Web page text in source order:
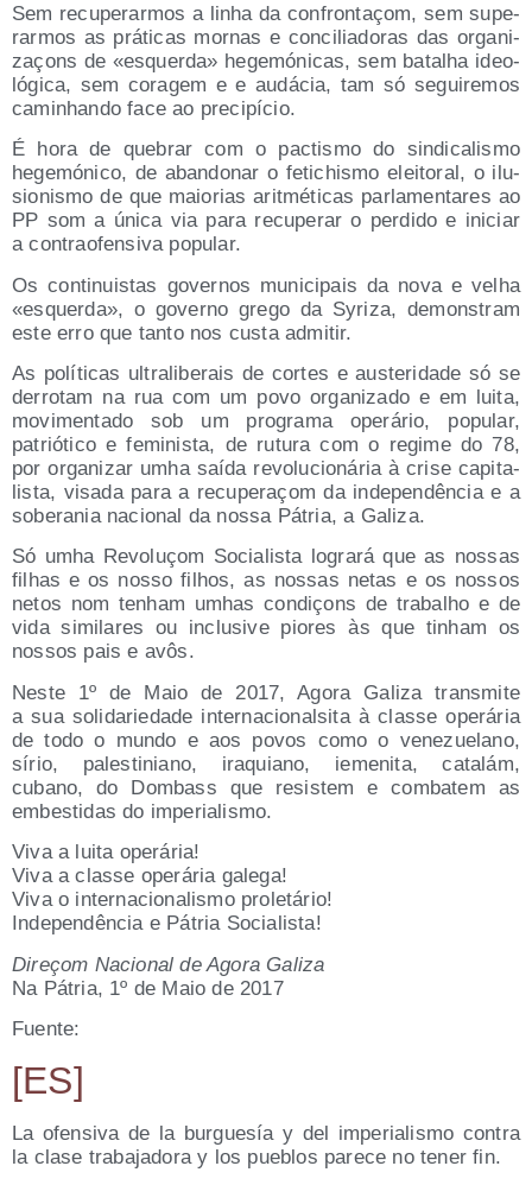
Sem recu­pe­rar­mos a linha da con­fron­taçom, sem supe­
rar­mos as prá­ti­cas mor­nas e con­ci­lia­do­ras das orga­ni­
zaçons de «esquer­da» hege­mó­ni­cas, sem batalha ideo­
ló­gi­ca, sem cora­gem e e audá­cia, tam só segui­re­mos
caminhan­do face ao precipício.
É hora de que­brar com o pac­tis­mo do sin­di­ca­lis­mo
hege­mó­ni­co, de aban­do­nar o feti­chis­mo elei­to­ral, o ilu­
sio­nis­mo de que maio­rias arit­mé­ti­cas par­la­men­ta­res ao
PP som a úni­ca via para recu­pe­rar o per­di­do e ini­ciar
a con­tra­ofen­si­va popular.
Os con­ti­nuis­tas gover­nos muni­ci­pais da nova e velha
«esquer­da», o governo gre­go da Syri­za, demons­tram
este erro que tan­to nos cus­ta admitir.
As polí­ti­cas ultra­li­be­rais de cor­tes e aus­te­ri­da­de só se
derro­tam na rua com um povo orga­ni­za­do e em lui­ta,
movi­men­ta­do sob um pro­gra­ma ope­rá­rio, popu­lar,
patrió­ti­co e femi­nis­ta, de rutu­ra com o regi­me do 78,
por orga­ni­zar umha saí­da revo­lu­cio­ná­ria à cri­se capi­ta­
lis­ta, visa­da para a recu­pe­raçom da inde­pen­dên­cia e a
sobe­ra­nia nacio­nal da nos­sa Pátria, a Galiza.
Só umha Revo­luçom Socia­lis­ta logra­rá que as nos­sas
filhas e os nos­so filhos, as nos­sas netas e os nos­sos
netos nom tenham umhas con­diçons de tra­balho e de
vida simi­la­res ou inclu­si­ve pio­res às que tinham os
nos­sos pais e avôs.
Nes­te 1º de Maio de 2017, Ago­ra Gali­za trans­mi­te
a sua soli­da­rie­da­de inter­na­cio­nal­si­ta à clas­se ope­rá­ria
de todo o mun­do e aos povos como o vene­zue­lano,
sírio, pales­ti­niano, ira­quiano, ieme­ni­ta, cata­lám,
cubano, do Dom­bass que resis­tem e com­ba­tem as
embes­ti­das do imperialismo.
Viva a lui­ta operária!
Viva a clas­se ope­rá­ria galega!
Viva o inter­na­cio­na­lis­mo proletário!
Inde­pen­dên­cia e Pátria Socialista!
Direçom Nacio­nal de Ago­ra Galiza
Na Pátria, 1º de Maio de 2017
Fuente:
[ES]
La ofen­si­va de la bur­gue­sía y del impe­ria­lis­mo con­tra
la cla­se tra­ba­ja­do­ra y los pue­blos pare­ce no tener fin.